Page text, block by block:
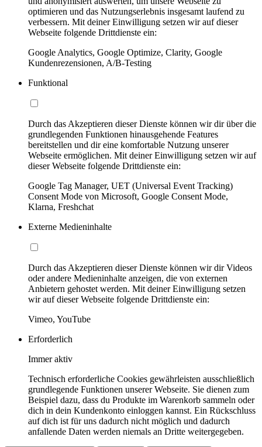
optimieren und das Nutzungserlebnis insgesamt laufend zu
verbessern. Mit deiner Einwilligung setzen wir auf dieser
Webseite folgende Drittdienste ein:
Google Analytics, Google Optimize, Clarity, Google
Kundenrezensionen, A/B-Testing
Funktional
Durch das Akzeptieren dieser Dienste können wir dir über die
grundlegenden Funktionen hinausgehende Features
bereitstellen und dir eine komfortable Nutzung unserer
Webseite ermöglichen. Mit deiner Einwilligung setzen wir auf
dieser Webseite folgende Drittdienste ein:
Google Tag Manager, UET (Universal Event Tracking)
Consent Mode von Microsoft, Google Consent Mode,
Klarna, Freshchat
Externe Medieninhalte
Durch das Akzeptieren dieser Dienste können wir dir Videos
oder andere Medieninhalte anzeigen, die von externen
Anbietern gehostet werden. Mit deiner Einwilligung setzen
wir auf dieser Webseite folgende Drittdienste ein:
Vimeo, YouTube
Erforderlich
Immer aktiv
Technisch erforderliche Cookies gewährleisten ausschließlich
grundlegende Funktionen unserer Webseite. Sie dienen zum
Beispiel dazu, dass du Produkte im Warenkorb sammeln oder
dich in dein Kundenkonto einloggen kannst. Ein Rückschluss
auf dich ist für uns dadurch nicht möglich und dadurch
anfallende Daten werden niemals an Dritte weitergegeben.